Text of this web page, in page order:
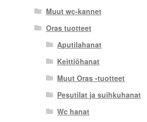
Muut wc-kannet
Oras tuotteet
Aputilahanat
Keittiöhanat
Muut Oras -tuotteet
Pesutilat ja suihkuhanat
Wc hanat